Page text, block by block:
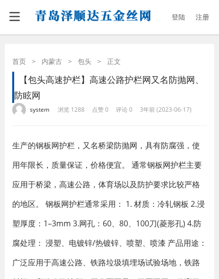
登陆 注册
首页 > 内蒙古 > 包头 > 正文
【包头高速护栏】高速公路护栏网又名防抛网、
防眩网
system 浏览 1288 点赞 0 评论 0 3年前 (2023-06-17)
生产的钢板网护栏，又名桥梁防抛网，具有防腐强，使
用年限长，质量保证，价格便宜。 通常钢板网护栏主要
应用于桥梁，高速公路，体育场以及防护要求比较严格
的地区。 钢板网护栏通常采用： 1. 材质：冷轧钢板 2.浸
塑厚度：1–3mm 3.网孔：60、80、100刀(菱形孔) 4.防
腐处理： 浸塑、电镀锌/热镀锌、喷塑、喷漆 产品用途：
广泛应用于高速公路、铁路垃圾填埋场试验场地，铁路